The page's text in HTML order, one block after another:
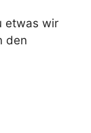
etwas wir
den